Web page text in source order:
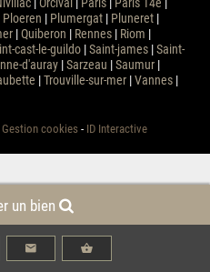
un bien
| Orcival| Paris| Paris 14è
Ploeren Plumergat| Pluneret|
| Quiberon Rennes| Riom
cast-le-guildo| Saint-james| Saint-
d'auray| Sarzeau Saumur|
Trouville-sur-mer| Vannes|
Gestion cookies - ID Interactive